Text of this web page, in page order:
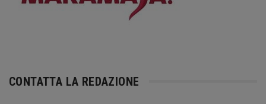
CONTATTA LA REDAZIONE